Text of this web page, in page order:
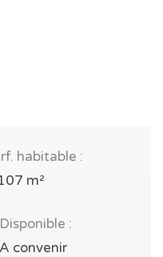
habitable :
m²
Disponible :
A convenir